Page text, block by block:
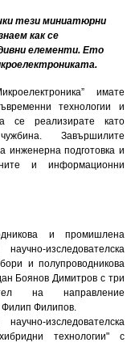
тези миниатюрни
как се
елементи. Ето
имате
технологии и
се реализирате като
Завършилите
инженерна подготовка и
и информационни
и промишлена
изследователска
и полупроводникова
Боянов Димитров с три
на направление
Филип Филипов.
изследователска
технологии" с